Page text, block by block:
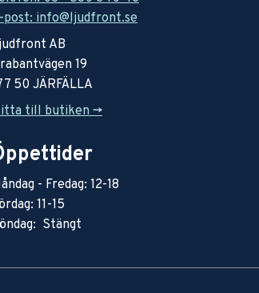
post: info@ljudfront.se
AB
19
50 JÄRFÄLLA
till butiken ->
- Fredag: 12-18
11-15
Stängt